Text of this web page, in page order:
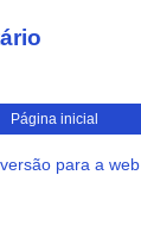
Página inicial
para a web